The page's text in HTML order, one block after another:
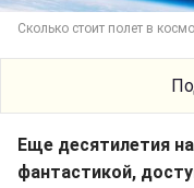
Сколько стоит полет в
Еще десятилетия
фантастикой,